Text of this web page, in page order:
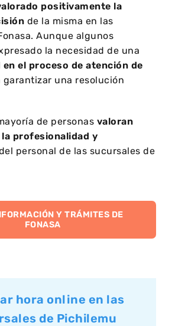
positivamente la
de la misma en las
Aunque algunos
la necesidad de una
el proceso de atención de
garantizar una resolución
de personas valoran
profesionalidad y
personal de las sucursales de
Y TRÁMITES DE
FONASA
hora online en las
de Pichilemu